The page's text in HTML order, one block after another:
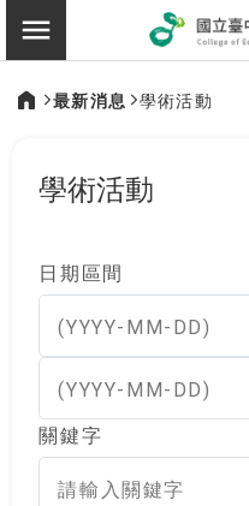
切換選單
最新消息 學術活動
學術活動
日期區間
(YYYY-MM-DD)
(YYYY-MM-DD)
關鍵字